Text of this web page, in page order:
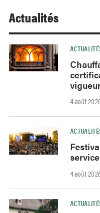
Actualités
4 août
4 août